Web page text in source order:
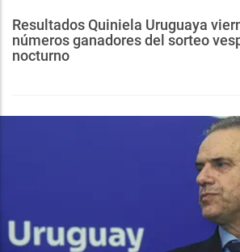
Resultados Quiniela Uruguaya
números ganadores del sorteo
nocturno